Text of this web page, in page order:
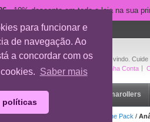
para funcionar e
de navegação. Ao
a concordar com os
Saber mais
políticas
- 10% desconto em toda a loja na sua
Bem-vindo.
A Minha Conta
801
Dermarollers
2+1 Manutenção - Cosmelan Home Pack /